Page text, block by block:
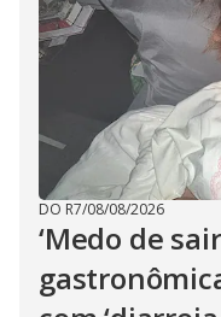
DO R7/08/08/2026
‘Medo de